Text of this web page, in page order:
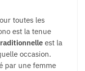
toutes les
est la tenue
est la
occasion.
par une femme